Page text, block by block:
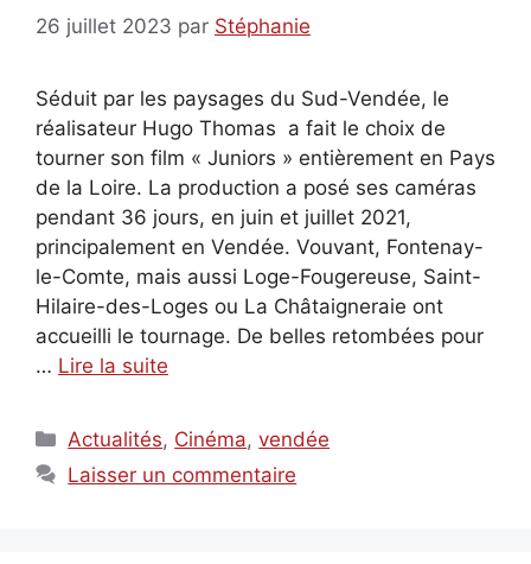
26 juillet 2023 par Stéphanie
Séduit par les paysages du Sud-Vendée, le
réalisateur Hugo Thomas a fait le choix de
tourner son film « Juniors » entièrement en Pays
de la Loire. La production a posé ses caméras
pendant 36 jours, en juin et juillet 2021,
principalement en Vendée. Vouvant, Fontenay-
le-Comte, mais aussi Loge-Fougereuse, Saint-
Hilaire-des-Loges ou La Châtaigneraie ont
accueilli le tournage. De belles retombées pour
… Lire la suite
Catégories
Actualités, Cinéma,vendée
Laisser un commentaire